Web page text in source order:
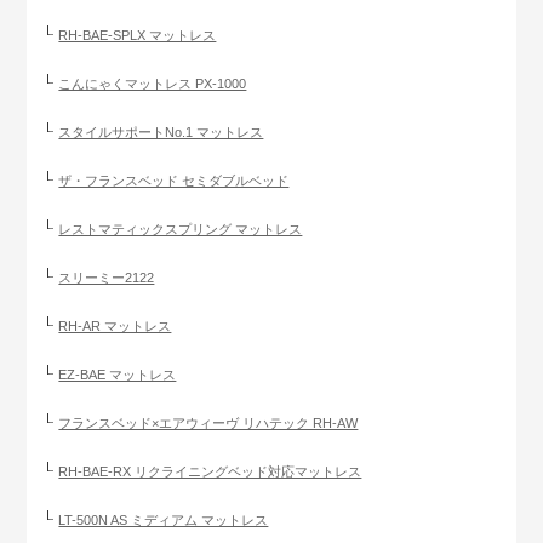
RH-BAE-SPLX マットレス
こんにゃくマットレス PX-1000
スタイルサポートNo.1 マットレス
ザ・フランスベッド セミダブルベッド
レストマティックスプリング マットレス
スリーミー2122
RH-AR マットレス
EZ-BAE マットレス
フランスベッド×エアウィーヴ リハテック RH-AW
RH-BAE-RX リクライニングベッド対応マットレス
LT-500N AS ミディアム マットレス